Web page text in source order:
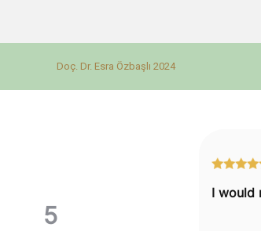
Doç. Dr. Esra Özbaşlı 2024
5